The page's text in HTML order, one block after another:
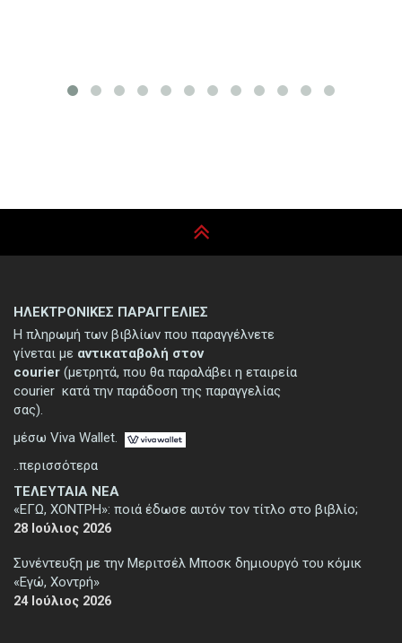
ΤΕΛΕΥΤΑΙΑ ΝΕΑ
«ΕΓΩ, ΧΟΝΤΡΗ»: ποιά έδωσε αυτόν τον τίτλο στο βιβλίο;
28 Ιούλιος 2026
Συνέντευξη με την Μεριτσέλ Μποσκ δημιουργό του κόμικ
«Εγώ, Χοντρή»
24 Ιούλιος 2026
ΗΛΕΚΤΡΟΝΙΚΕΣ ΠΑΡΑΓΓΕΛΙΕΣ
Η πληρωμή των βιβλίων που παραγγέλνετε
γίνεται με αντικαταβολή στον
courier (μετρητά, που θα παραλάβει η εταιρεία
courier κατά την παράδοση της παραγγελίας
σας).
μέσω Viva Wallet.
..περισσότερα